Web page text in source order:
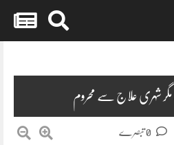
شہری علاج سے محروم